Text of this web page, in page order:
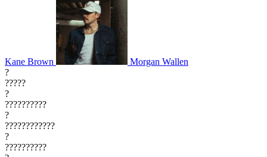
Kane Brown
Morgan Wallen
?
?????
?
??????????
?
????????????
?
??????????